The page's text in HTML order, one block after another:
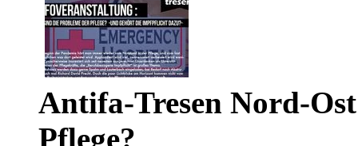
Antifa-Tresen Nord-
Pflege?